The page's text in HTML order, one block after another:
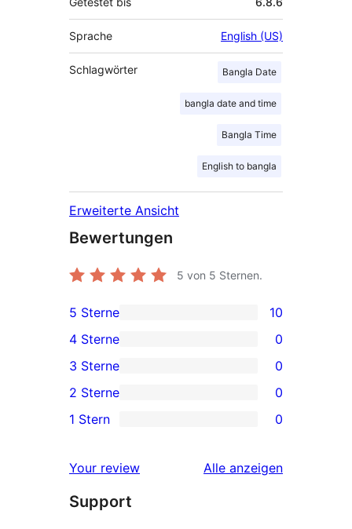
Sprache English (US)
Schlagwörter Bangla Date
bangla date and time
Bangla Time
English to bangla
Erweiterte Ansicht
Bewertungen
5 von 5 Sternen.
10 5-
Sterne-
Rezensionen
5 Sterne 10
0 4-
Sterne-
Rezensionen
4 Sterne 0
0 3-
Sterne-
Rezensionen
3 Sterne 0
0 2-
Sterne-
2 Sterne 0
0 1-
Rezensionen
1 Stern 0
Your review Alle Rezensionen
anzeigen
Support